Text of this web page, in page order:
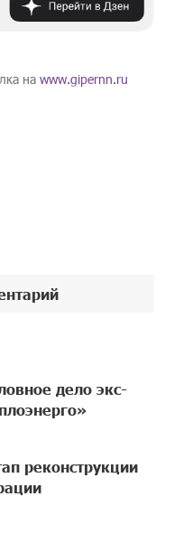
наwww.gipernn.ru
дело экс-
реконструкции